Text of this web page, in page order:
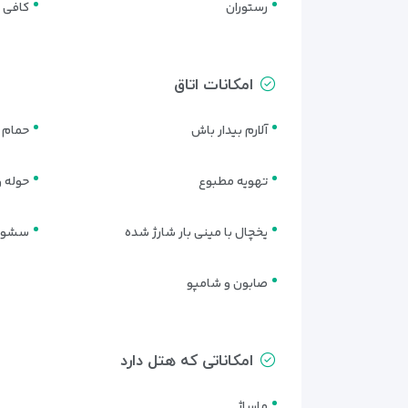
اتاق خانوادگی هتل آنگا ایروان (FAMILY ROOM)
اتاق خانوادگی بزرگ‌ترین واحد اقامتی هتل است و با
رستوران
امکانات اتاق
آلارم بیدار باش
تهویه مطبوع حوله
یخچال با مینی بار شارژ شده
صابون و شامپو
امکاناتی که هتل دارد